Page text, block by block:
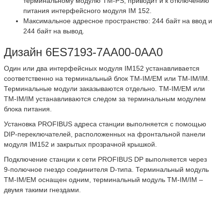
питания интерфейсного модуля IM 152.
Максимальное адресное пространство: 244 байт на ввод и
244 байт на вывод.
Дизайн 6ES7193-7AA00-0AA0
Один или два интерфейсных модуля IM152 устанавливается
соответственно на терминальный блок TM-IM/EM или TM-IM/IM.
Терминальные модули заказываются отдельно. TM-IM/EM или
TM-IM/IM устанавливаются следом за терминальным модулем
блока питания.
Установка PROFIBUS адреса станции выполняется с помощью
DIP-переключателей, расположенных на фронтальной панели
модуля IM152 и закрытых прозрачной крышкой.
Подключение станции к сети PROFIBUS DP выполняется через
9-полючное гнездо соединителя D-типа. Терминальный модуль
TM-IM/EM оснащен одним, терминальный модуль TM-IM/IM –
двумя такими гнездами.